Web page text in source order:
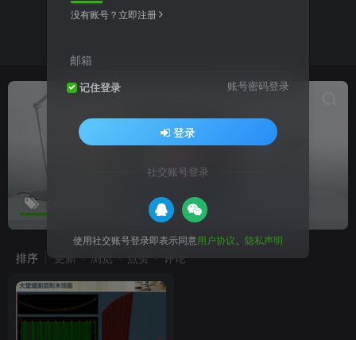
排序 更新 浏览 点赞 评论
没有账号？立即注册
邮箱
记住登录 账号密码登录
登录
社交账号登录
使用社交账号登录即表示同意用户协议 隐私声明